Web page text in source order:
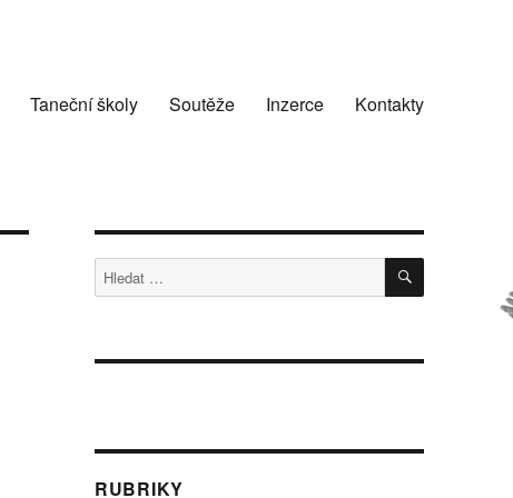
Taneční školy Soutěže Inzerce Kontakty
Hledat: HLEDÁNÍ
RUBRIKY